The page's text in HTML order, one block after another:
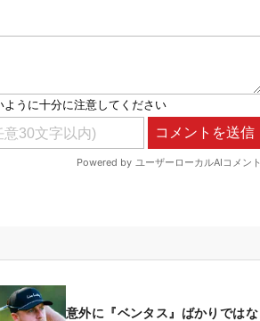
意外に『ベンタス』ばかりではな